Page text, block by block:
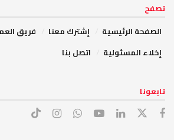
تصفح
الصفحة الرئيسية
إشترك معنا
فريق
إخلاء المسئولية
اتصل بنا
تابعونا